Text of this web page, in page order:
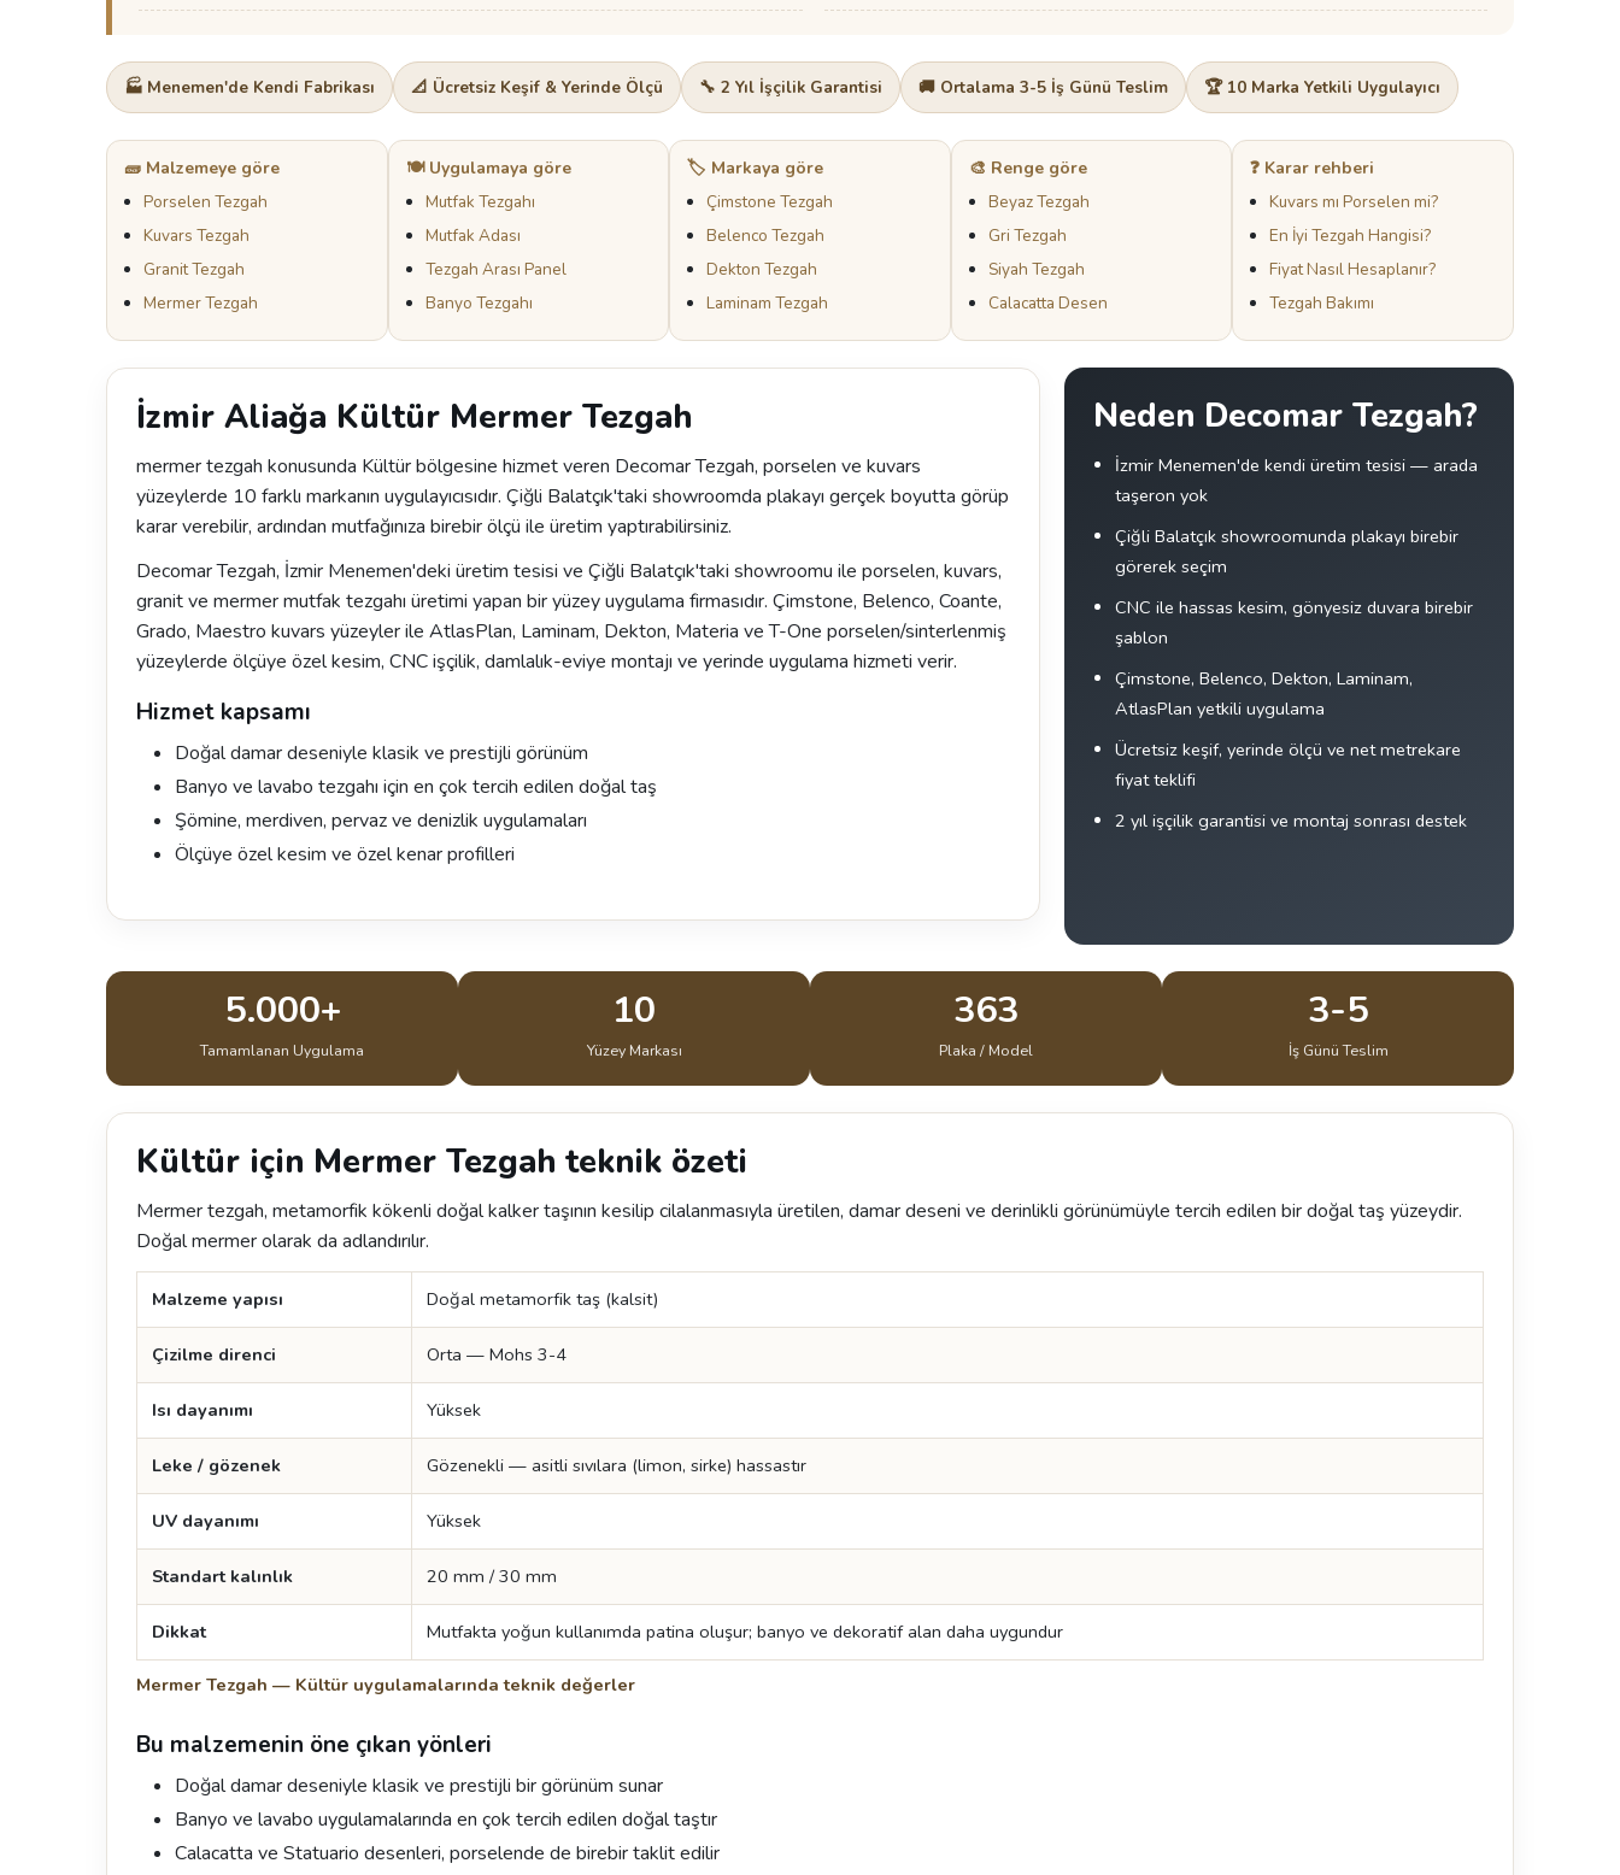
🏭 Menemen'de Kendi Fabrikası 📐 Ücretsiz Keşif & Yerinde Ölçü 🔧 2 Yıl İşçilik Garantisi 🚚 Ortalama 3-5 İş Günü Teslim 🏆 10 Marka Yetkili Uygulayıcı
🧱 Malzemeye göre
Porselen Tezgah
Kuvars Tezgah
Granit Tezgah
Mermer Tezgah
🍽️ Uygulamaya göre
Mutfak Tezgahı
Mutfak Adası
Tezgah Arası Panel
Banyo Tezgahı
🏷️ Markaya göre
Çimstone Tezgah
Belenco Tezgah
Dekton Tezgah
Laminam Tezgah
🎨 Renge göre
Beyaz Tezgah
Gri Tezgah
Siyah Tezgah
Calacatta Desen
❓ Karar rehberi
Kuvars mı Porselen mi?
En İyi Tezgah Hangisi?
Fiyat Nasıl Hesaplanır?
Tezgah Bakımı
İzmir Aliağa Kültür Mermer Tezgah
mermer tezgah konusunda Kültür bölgesine hizmet veren Decomar Tezgah, porselen ve kuvars
yüzeylerde 10 farklı markanın uygulayıcısıdır. Çiğli Balatçık'taki showroomda plakayı gerçek boyutta görüp
karar verebilir, ardından mutfağınıza birebir ölçü ile üretim yaptırabilirsiniz.
Decomar Tezgah, İzmir Menemen'deki üretim tesisi ve Çiğli Balatçık'taki showroomu ile porselen, kuvars,
granit ve mermer mutfak tezgahı üretimi yapan bir yüzey uygulama firmasıdır. Çimstone, Belenco, Coante,
Grado, Maestro kuvars yüzeyler ile AtlasPlan, Laminam, Dekton, Materia ve T-One porselen/sinterlenmiş
yüzeylerde ölçüye özel kesim, CNC işçilik, damlalık-eviye montajı ve yerinde uygulama hizmeti verir.
Hizmet kapsamı
Doğal damar deseniyle klasik ve prestijli görünüm
Banyo ve lavabo tezgahı için en çok tercih edilen doğal taş
Şömine, merdiven, pervaz ve denizlik uygulamaları
Ölçüye özel kesim ve özel kenar profilleri
Neden Decomar Tezgah?
İzmir Menemen'de kendi üretim tesisi — arada
taşeron yok
Çiğli Balatçık showroomunda plakayı birebir
görerek seçim
CNC ile hassas kesim, gönyesiz duvara birebir
şablon
Çimstone, Belenco, Dekton, Laminam,
AtlasPlan yetkili uygulama
Ücretsiz keşif, yerinde ölçü ve net metrekare
fiyat teklifi
2 yıl işçilik garantisi ve montaj sonrası destek
5.000+
Tamamlanan Uygulama
10
Yüzey Markası
363
Plaka / Model
3-5
İş Günü Teslim
Kültür için Mermer Tezgah teknik özeti
Mermer tezgah, metamorfik kökenli doğal kalker taşının kesilip cilalanmasıyla üretilen, damar deseni ve derinlikli görünümüyle tercih edilen bir doğal taş yüzeydir.
Doğal mermer olarak da adlandırılır.
Mermer Tezgah — Kültür uygulamalarında teknik değerler
Malzeme yapısı Doğal metamorfik taş (kalsit)
Çizilme direnci Orta — Mohs 3-4
Isı dayanımı Yüksek
Leke / gözenek Gözenekli — asitli sıvılara (limon, sirke) hassastır
UV dayanımı Yüksek
Standart kalınlık 20 mm / 30 mm
Dikkat Mutfakta yoğun kullanımda patina oluşur; banyo ve dekoratif alan daha uygundur
Bu malzemenin öne çıkan yönleri
Doğal damar deseniyle klasik ve prestijli bir görünüm sunar
Banyo ve lavabo uygulamalarında en çok tercih edilen doğal taştır
Calacatta ve Statuario desenleri, porselende de birebir taklit edilir